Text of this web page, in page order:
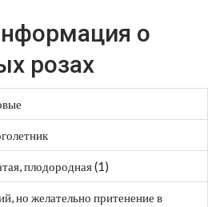
о
розах
плодородная (1)
но желательно притенение в